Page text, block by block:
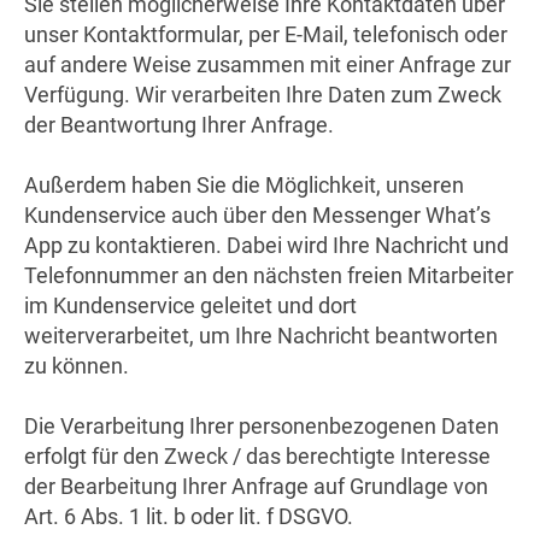
unser Kontaktformular, per E-Mail, telefonisch oder
auf andere Weise zusammen mit einer Anfrage zur
Verfügung. Wir verarbeiten Ihre Daten zum Zweck
der Beantwortung Ihrer Anfrage.
Außerdem haben Sie die Möglichkeit, unseren
Kundenservice auch über den Messenger What’s
App zu kontaktieren. Dabei wird Ihre Nachricht und
Telefonnummer an den nächsten freien Mitarbeiter
im Kundenservice geleitet und dort
weiterverarbeitet, um Ihre Nachricht beantworten
zu können.
Die Verarbeitung Ihrer personenbezogenen Daten
erfolgt für den Zweck / das berechtigte Interesse
der Bearbeitung Ihrer Anfrage auf Grundlage von
Art. 6 Abs. 1 lit. b oder lit. f DSGVO.